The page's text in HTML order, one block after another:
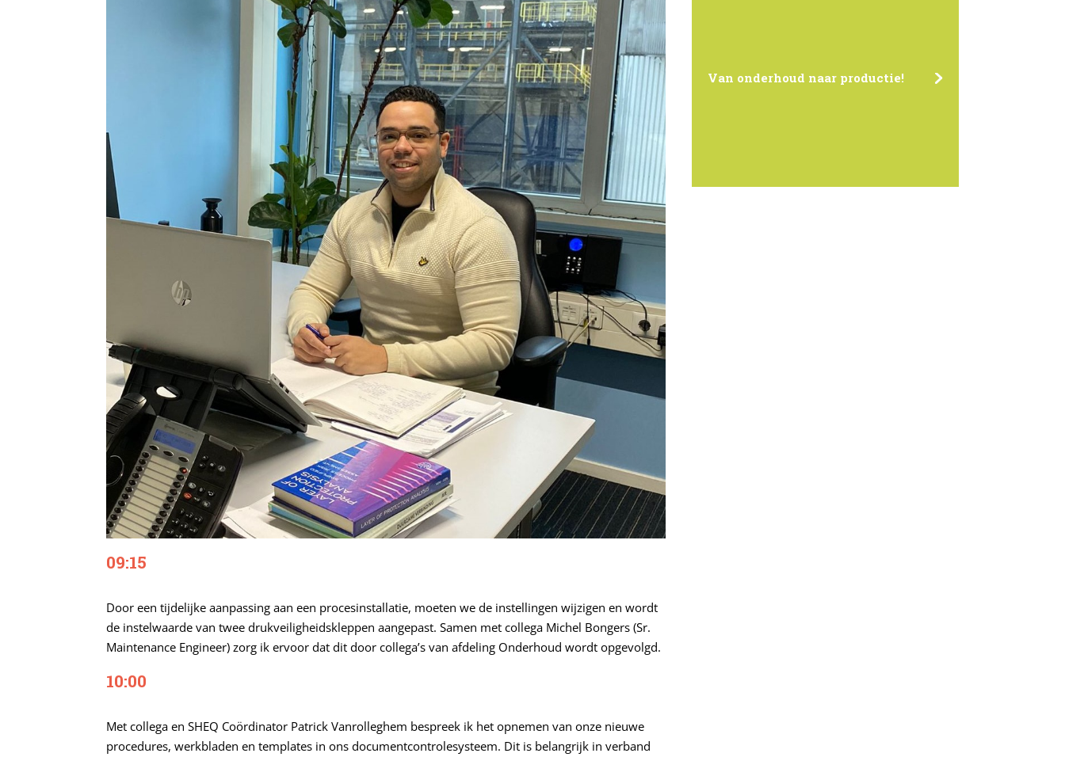
09:15
Door een tijdelijke aanpassing aan een procesinstallatie, moeten we de instellingen wijzigen en wordt
de instelwaarde van twee drukveiligheidskleppen aangepast. Samen met collega Michel Bongers (Sr.
Maintenance Engineer) zorg ik ervoor dat dit door collega’s van afdeling Onderhoud wordt opgevolgd.
10:00
Met collega en SHEQ Coördinator Patrick Vanrolleghem bespreek ik het opnemen van onze nieuwe
procedures, werkbladen en templates in ons documentcontrolesysteem. Dit is belangrijk in verband
Van onderhoud naar productie!